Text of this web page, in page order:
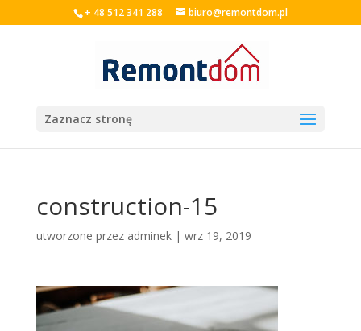
+ 48 512 341 288 biuro@remontdom.pl
Zaznacz stronę
construction-15
utworzone przez adminek| wrz 19, 2019